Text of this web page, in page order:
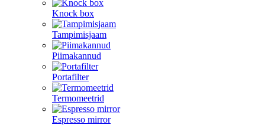
Knock box
Tampimisjaam
Piimakannud
Portafilter
Termomeetrid
Espresso mirror